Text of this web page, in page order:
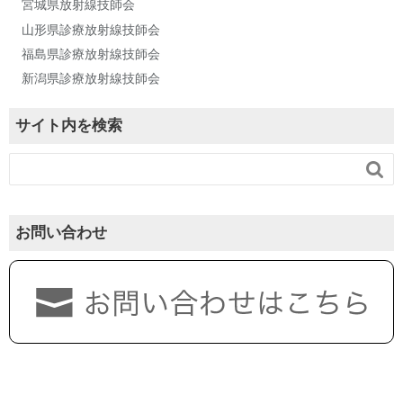
宮城県放射線技師会
山形県診療放射線技師会
福島県診療放射線技師会
新潟県診療放射線技師会
サイト内を検索

お問い合わせ